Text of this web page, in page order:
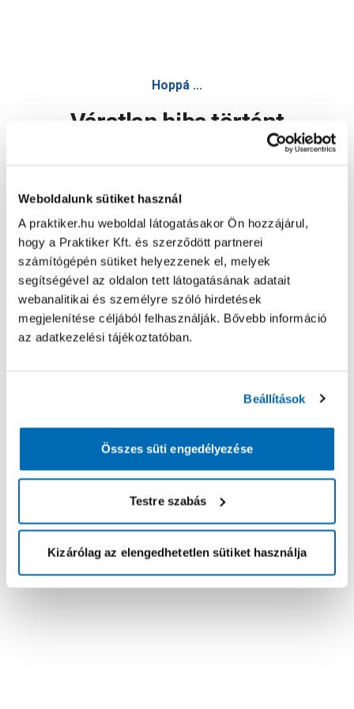
Weboldalunk sütiket használ
A praktiker.hu weboldal látogatásakor Ön hozzájárul,
hogy a Praktiker Kft. és szerződött partnerei
számítógépén sütiket helyezzenek el, melyek
segítségével az oldalon tett látogatásának adatait
webanalitikai és személyre szóló hirdetések
megjelenítése céljából felhasználják. Bővebb információ
az adatkezelési tájékoztatóban.
Beállítások
Összes süti engedélyezése
Testre szabás
Kizárólag az elengedhetetlen sütiket használja
Hoppá ...
Váratlan hiba történt
Oldal újratöltése